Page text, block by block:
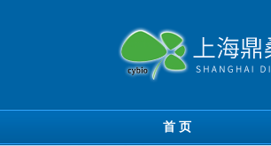
首 页